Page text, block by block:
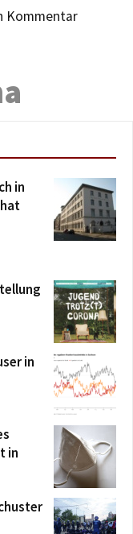
Kommentar
in
in
in